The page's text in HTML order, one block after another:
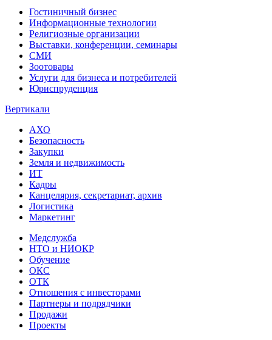
Гостиничный бизнес
Информационные технологии
Религиозные организации
Выставки, конференции, семинары
СМИ
Зоотовары
Услуги для бизнеса и потребителей
Юриспруденция
Вертикали
АХО
Безопасность
Закупки
Земля и недвижимость
ИТ
Кадры
Канцелярия, секретариат, архив
Логистика
Маркетинг
Медслужба
НТО и НИОКР
Обучение
ОКС
ОТК
Отношения с инвесторами
Партнеры и подрядчики
Продажи
Проекты